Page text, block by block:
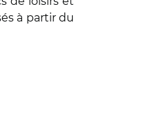
à partir du